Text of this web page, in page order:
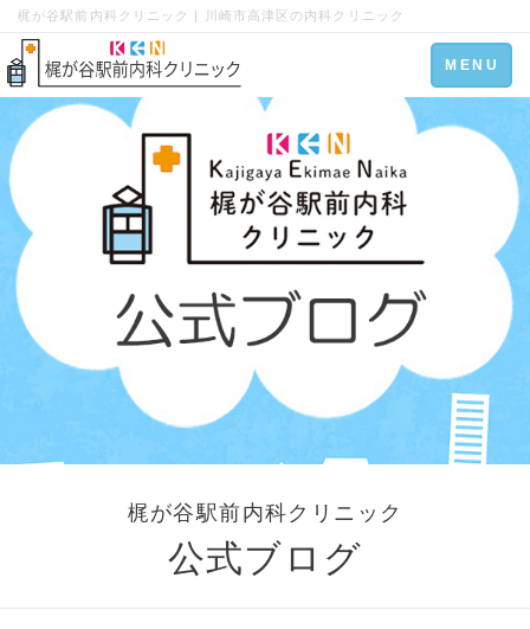
梶が谷駅前内科クリニック | 川崎市高津区の内科クリニック
Toggle
navigation
MENU
梶が谷駅前内科クリニック
公式ブログ